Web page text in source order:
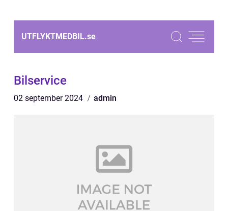
UTFLYKTMEDBIL.se
Bilservice
02 september 2024 admin